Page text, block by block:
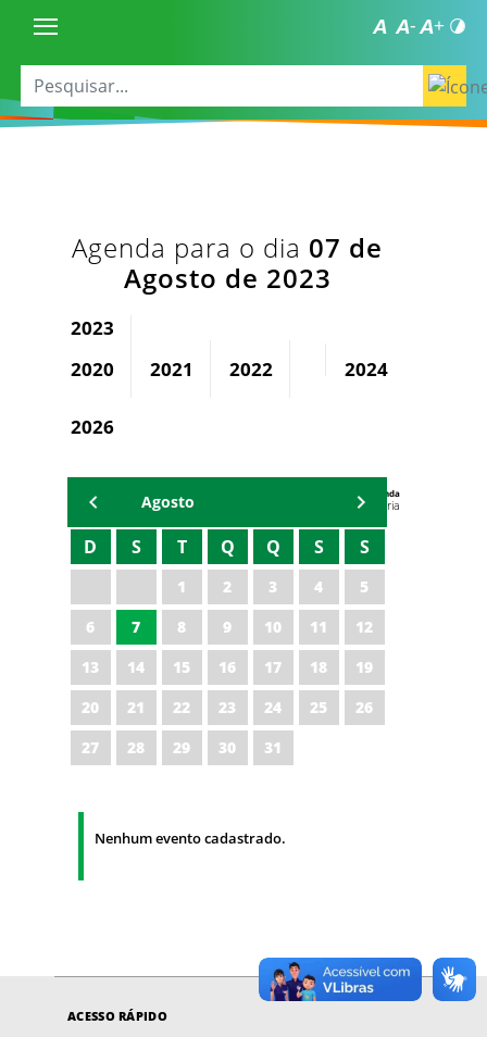
Agenda para o dia 07 de
Agosto de 2023
2023
2020
2021 2022 2024
2026
Agenda
Universitária
Agosto
D S T Q Q S S
1 2 3 4
5
6
7 8 9 10 11
12
13
14 15 16 17 18
19
20
21 22 23 24 25
26
27
28 29 30 31
Nenhum evento cadastrado.
ACESSO RÁPIDO